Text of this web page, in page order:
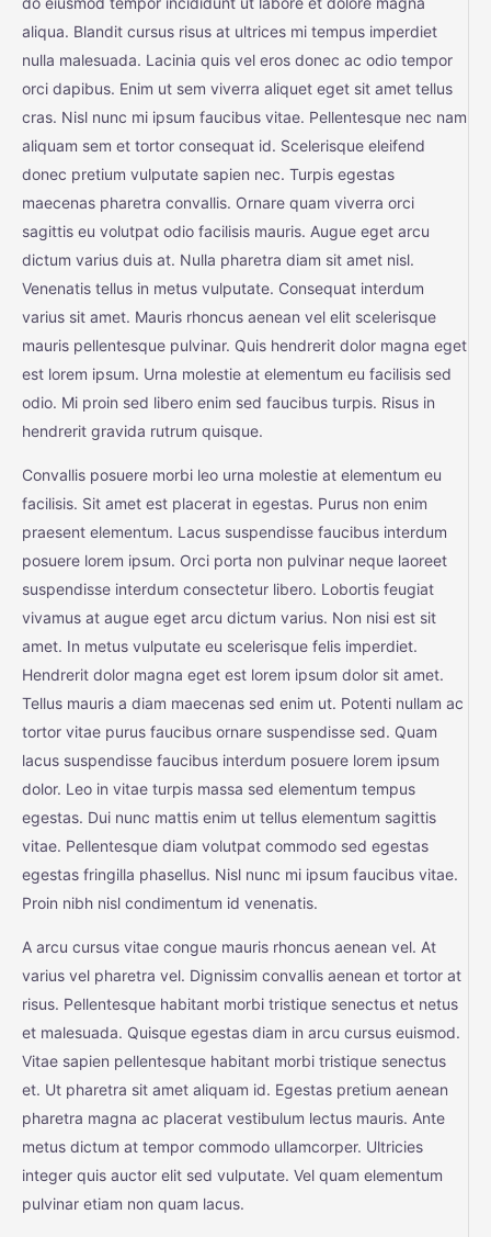
aliqua. Blandit cursus risus at ultrices mi tempus imperdiet
nulla malesuada. Lacinia quis vel eros donec ac odio tempor
orci dapibus. Enim ut sem viverra aliquet eget sit amet tellus
cras. Nisl nunc mi ipsum faucibus vitae. Pellentesque nec nam
aliquam sem et tortor consequat id. Scelerisque eleifend
donec pretium vulputate sapien nec. Turpis egestas
maecenas pharetra convallis. Ornare quam viverra orci
sagittis eu volutpat odio facilisis mauris. Augue eget arcu
dictum varius duis at. Nulla pharetra diam sit amet nisl.
Venenatis tellus in metus vulputate. Consequat interdum
varius sit amet. Mauris rhoncus aenean vel elit scelerisque
mauris pellentesque pulvinar. Quis hendrerit dolor magna eget
est lorem ipsum. Urna molestie at elementum eu facilisis sed
odio. Mi proin sed libero enim sed faucibus turpis. Risus in
hendrerit gravida rutrum quisque.
Convallis posuere morbi leo urna molestie at elementum eu
facilisis. Sit amet est placerat in egestas. Purus non enim
praesent elementum. Lacus suspendisse faucibus interdum
posuere lorem ipsum. Orci porta non pulvinar neque laoreet
suspendisse interdum consectetur libero. Lobortis feugiat
vivamus at augue eget arcu dictum varius. Non nisi est sit
amet. In metus vulputate eu scelerisque felis imperdiet.
Hendrerit dolor magna eget est lorem ipsum dolor sit amet.
Tellus mauris a diam maecenas sed enim ut. Potenti nullam ac
tortor vitae purus faucibus ornare suspendisse sed. Quam
lacus suspendisse faucibus interdum posuere lorem ipsum
dolor. Leo in vitae turpis massa sed elementum tempus
egestas. Dui nunc mattis enim ut tellus elementum sagittis
vitae. Pellentesque diam volutpat commodo sed egestas
egestas fringilla phasellus. Nisl nunc mi ipsum faucibus vitae.
Proin nibh nisl condimentum id venenatis.
A arcu cursus vitae congue mauris rhoncus aenean vel. At
varius vel pharetra vel. Dignissim convallis aenean et tortor at
risus. Pellentesque habitant morbi tristique senectus et netus
et malesuada. Quisque egestas diam in arcu cursus euismod.
Vitae sapien pellentesque habitant morbi tristique senectus
et. Ut pharetra sit amet aliquam id. Egestas pretium aenean
pharetra magna ac placerat vestibulum lectus mauris. Ante
metus dictum at tempor commodo ullamcorper. Ultricies
integer quis auctor elit sed vulputate. Vel quam elementum
pulvinar etiam non quam lacus.